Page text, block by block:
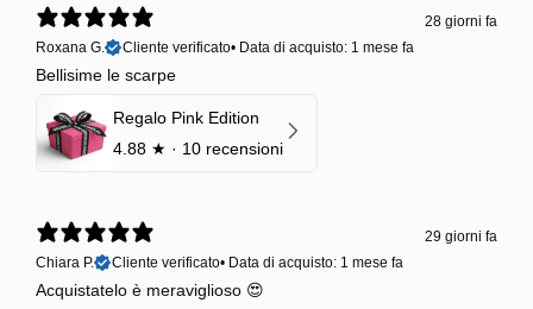
28 giorni fa
Roxana G.
Cliente verificato• Data di acquisto: 1 mese fa
Bellisime le scarpe
Regalo Pink Edition
4.88 ★ · 10 recensioni
29 giorni fa
Chiara P.
Cliente verificato• Data di acquisto: 1 mese fa
Acquistatelo è meraviglioso 😍